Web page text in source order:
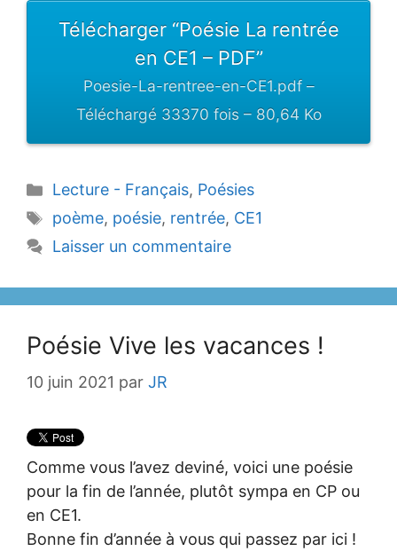
Télécharger “Poésie La rentrée
en CE1 – PDF”
Poesie-La-rentree-en-CE1.pdf –
Téléchargé 33370 fois – 80,64 Ko
Catégories
Lecture - Français, Poésies
Étiquettes
poème, poésie, rentrée, CE1
Laisser un commentaire
Poésie Vive les vacances !
10 juin 2021 par JR
Comme vous l’avez deviné, voici une poésie
pour la fin de l’année, plutôt sympa en CP ou
en CE1.
Bonne fin d’année à vous qui passez par ici !